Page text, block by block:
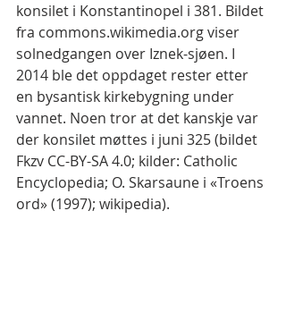
konsilet i Konstantinopel i 381. Bildet
fra commons.wikimedia.org viser
solnedgangen over Iznek-sjøen. I
2014 ble det oppdaget rester etter
en bysantisk kirkebygning under
vannet. Noen tror at det kanskje var
der konsilet møttes i juni 325 (bildet
Fkzv CC-BY-SA 4.0; kilder: Catholic
Encyclopedia; O. Skarsaune i «Troens
ord» (1997); wikipedia).